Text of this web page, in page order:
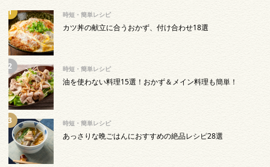
時短・簡単レシピ
カツ丼の献立に合うおかず、付け合わせ18選
時短・簡単レシピ
油を使わない料理15選！おかず＆メイン料理も簡単！
時短・簡単レシピ
あっさりな晩ごはんにおすすめの絶品レシピ28選